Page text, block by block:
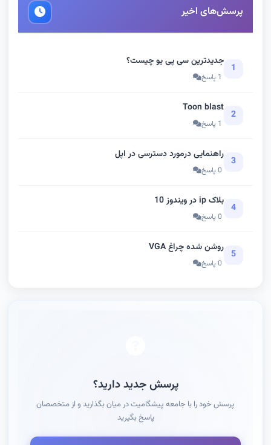
پرسش‌های اخیر
1
جدیدترین سی پی یو چیست؟
1 پاسخ
2
Toon blast
1 پاسخ
3
راهنمایی درمورد دسترسی در اپل
0 پاسخ
4
بلاک ip در ویندوز 10
0 پاسخ
5
روشن شده چراغ VGA
0 پاسخ
پرسش جدید دارید؟
پرسش خود را با جامعه پیشگامیت در میان بگذارید و از متخصصان
پاسخ بگیرید